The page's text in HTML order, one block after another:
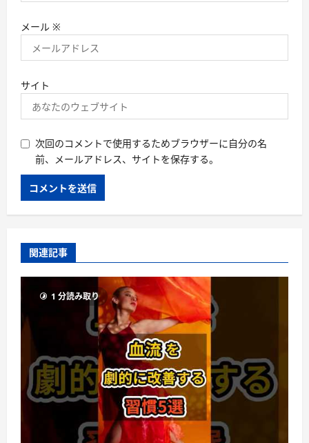
メール ※
サイト
次回のコメントで使用するためブラウザーに自分の名
前、メールアドレス、サイトを保存する。
関連記事
1 分読み取り